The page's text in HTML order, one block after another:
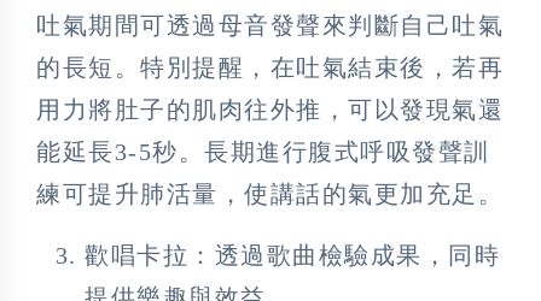
吐氣期間可透過母音發聲來判斷自己吐氣
的長短。特別提醒，在吐氣結束後，若再
用力將肚子的肌肉往外推，可以發現氣還
能延長3-5秒。長期進行腹式呼吸發聲訓
練可提升肺活量，使講話的氣更加充足。
歡唱卡拉：透過歌曲檢驗成果，同時